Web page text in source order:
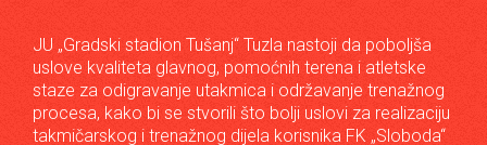
JU „Gradski stadion Tušanj“ Tuzla nastoji da poboljša
uslove kvaliteta glavnog, pomoćnih terena i atletske
staze za odigravanje utakmica i održavanje trenažnog
procesa, kako bi se stvorili što bolji uslovi za realizaciju
takmičarskog i trenažnog dijela korisnika FK „Sloboda“